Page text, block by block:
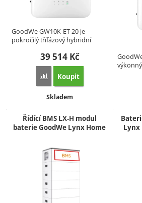
GoodWe GW10K-ET-20 je
pokročilý třífázový hybridní
39 514 Kč
Přidat 'GoodWe GW10K-ET-
Koupit
Dostupnost:
Skladem
Řídící BMS LX-H modul
baterie GoodWe Lynx Home
Lynx